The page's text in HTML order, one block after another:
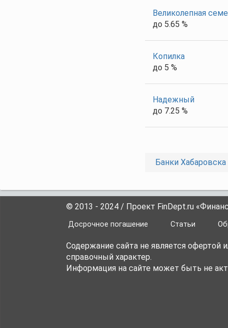
Великолепная
до 5.65 %
Копилка
до 5 %
Надежный
до 7.25 %
Банки Хабаровска
© 2013 - 2024 / Проект FinDept.ru
Досрочное погашение Статьи
Содержание сайта не является
справочный характер.
Информация на сайте может быть не